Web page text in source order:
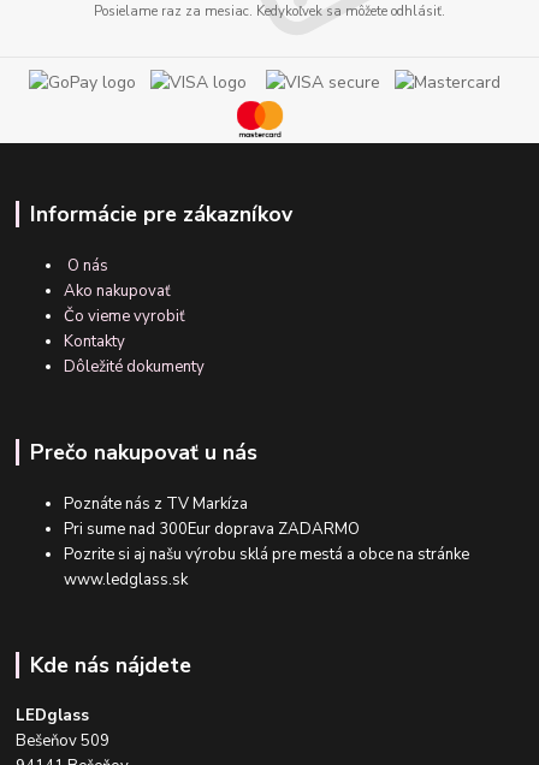
Posielame raz za mesiac. Kedykoľvek sa môžete odhlásiť.
Informácie pre zákazníkov
O nás
Ako nakupovať
Čo vieme vyrobiť
Kontakty
Dôležité dokumenty
Prečo nakupovať u nás
Poznáte nás z TV Markíza
Pri sume nad 300Eur doprava ZADARMO
Pozrite si aj našu výrobu sklá pre mestá a obce na stránke
www.ledglass.sk
Kde nás nájdete
LEDglass
Bešeňov 509